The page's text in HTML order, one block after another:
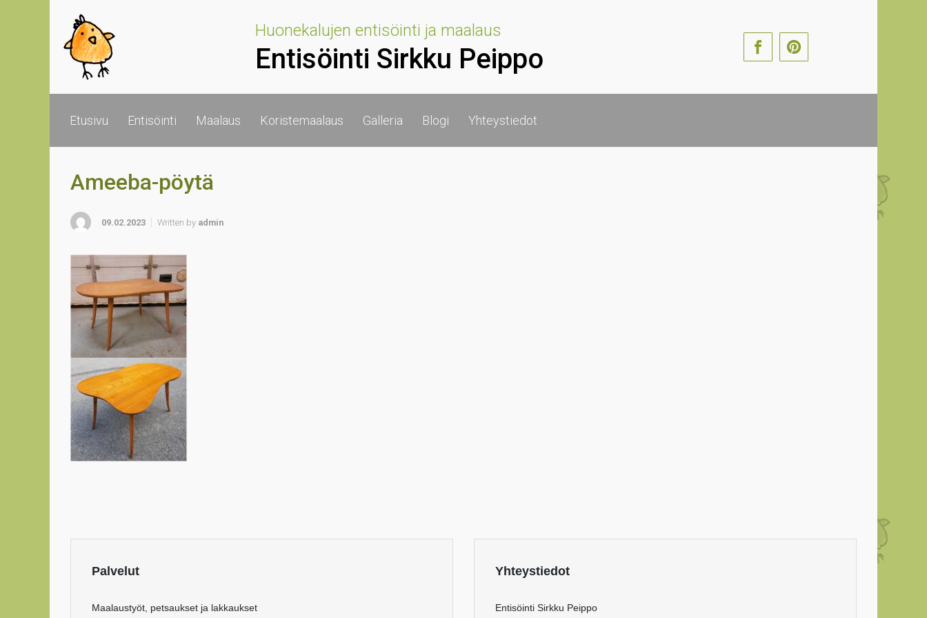
Skip to main content
Huonekalujen entisöinti ja maalaus
Entisöinti Sirkku Peippo
Etusivu Entisöinti Maalaus Koristemaalaus Galleria Blogi Yhteystiedot
Ameeba-pöytä
09.02.2023 Written by admin
Palvelut
Maalaustyöt, petsaukset ja lakkaukset
Yhteystiedot
Entisöinti Sirkku Peippo